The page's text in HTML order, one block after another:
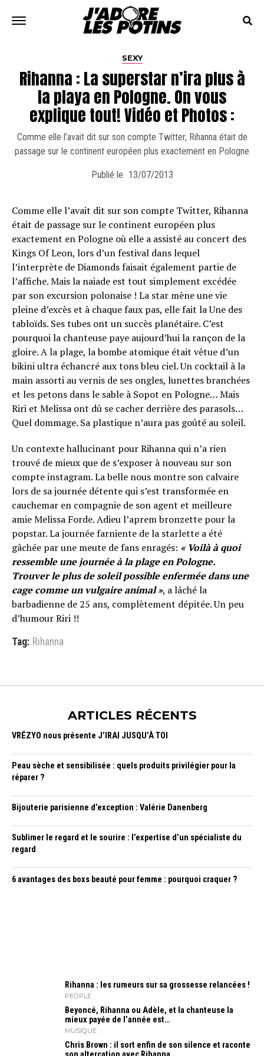
SEXY
Rihanna : La superstar n’ira plus à
la playa en Pologne. On vous
explique tout! Vidéo et Photos :
Comme elle l’avait dit sur son compte Twitter, Rihanna était de
passage sur le continent européen plus exactement en Pologne
Publié le 13/07/2013
Comme elle l’avait dit sur son compte Twitter, Rihanna
était de passage sur le continent européen plus
exactement en Pologne où elle a assisté au concert des
Kings Of Leon, lors d’un festival dans lequel
l’interprète de Diamonds faisait également partie de
l’affiche. Mais la naiade est tout simplement excédée
par son excursion polonaise ! La star mène une vie
pleine d’excès et à chaque faux pas, elle fait la Une des
tabloïds. Ses tubes ont un succès planétaire. C’est
pourquoi la chanteuse paye aujourd’hui la rançon de la
gloire. A la plage, la bombe atomique était vêtue d’un
bikini ultra échancré aux tons bleu ciel. Un cocktail à la
main assorti au vernis de ses ongles, lunettes branchées
et les petons dans le sable à Sopot en Pologne… Mais
Riri et Melissa ont dû se cacher derrière des parasols…
Quel dommage. Sa plastique n’aura pas goûté au soleil.
Un contexte hallucinant pour Rihanna qui n’a rien
trouvé de mieux que de s’exposer à nouveau sur son
compte instagram. La belle nous montre son calvaire
lors de sa journée détente qui s’est transformée en
cauchemar en compagnie de son agent et meilleure
amie Melissa Forde. Adieu l’aprem bronzette pour la
popstar. La journée farniente de la starlette a été
gâchée par une meute de fans enragés: « Voilà à quoi
ressemble une journée à la plage en Pologne.
Trouver le plus de soleil possible enfermée dans une
cage comme un vulgaire animal », a lâché la
barbadienne de 25 ans, complètement dépitée. Un peu
d’humour Riri !!
Tag: Rihanna
ARTICLES RÉCENTS
VRÉZYO nous présente J’IRAI JUSQU’À TOI
Peau sèche et sensibilisée : quels produits privilégier pour la
réparer ?
Bijouterie parisienne d’exception : Valérie Danenberg
Sublimer le regard et le sourire : l’expertise d’un spécialiste du
regard
6 avantages des boxs beauté pour femme : pourquoi craquer ?
Rihanna : les rumeurs sur sa grossesse relancées !
PEOPLE
Beyoncé, Rihanna ou Adèle, et la chanteuse la
mieux payée de l’année est…
MUSIQUE
Chris Brown : il sort enfin de son silence et raconte